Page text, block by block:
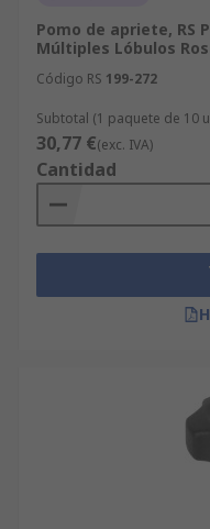
Pomo de apriete, RS
Múltiples Lóbulos
Código RS 199-272
Subtotal (1 paquete de 10
30,77 €(exc. IVA)
Cantidad